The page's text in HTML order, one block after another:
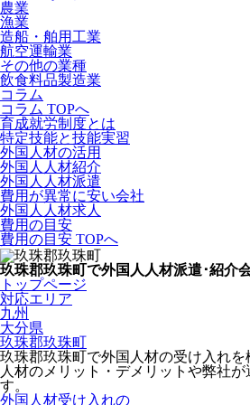
農業
漁業
造船・舶用工業
航空運輸業
その他の業種
飲食料品製造業
コラム
コラム TOPへ
育成就労制度とは
特定技能と技能実習
外国人材の活用
外国人人材紹介
外国人人材派遣
費用が異常に安い会社
外国人人材求人
費用の目安
費用の目安 TOPへ
玖珠郡玖珠町で外国人人材派遣･紹介
トップページ
対応エリア
九州
大分県
玖珠郡玖珠町
玖珠郡玖珠町で外国人材の受け入れ
人材のメリット・デメリットや弊社
す。
外国人材受け入れの